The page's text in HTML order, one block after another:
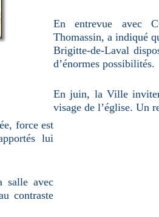
force est
lui
salle avec
contraste
En entrevue avec
Thomassin, a indiqué
Brigitte-de-Laval
d’énormes possibilités.
En juin, la Ville
visage de l’église. Un